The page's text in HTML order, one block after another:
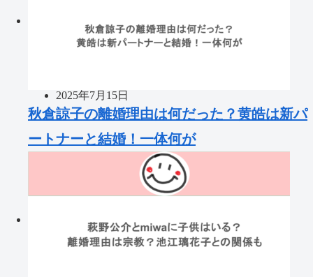
2025年7月15日
秋倉諒子の離婚理由は何だった？黄皓は新パ
ートナーと結婚！一体何が